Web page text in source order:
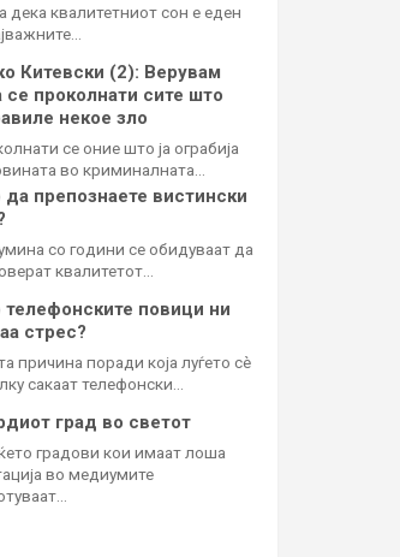
дека квалитетниот сон е еден
Китевски (2): Верувам
се проколнати сите што
некое зло
се оние што ја ограбија
во криминалната…
да препознаете вистински
со години се обидуваат да
квалитетот…
телефонските повици ни
стрес?
причина поради која луѓето сè
сакаат телефонски…
град во светот
градови кои имаат лоша
во медиумите